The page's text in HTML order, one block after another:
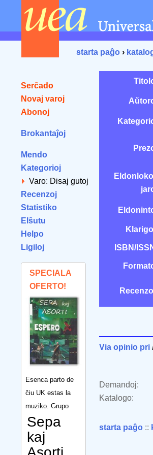
starta paĝo ›
Serĉado
Novaj varoj
Abonoj
Brokantaĵoj
Mendo
Kategorioj
Varo: Disaj gutoj
Recenzoj
Statistiko
Elŝutu
Helpo
Ligiloj
SPECIALA
OFERTO!
Esenca parto de
ĉiu UK estas la
muziko. Grupo
Sepa
kaj
ISBN/
Via opinio pri
Demandoj:
Katalogo:
starta paĝo ::